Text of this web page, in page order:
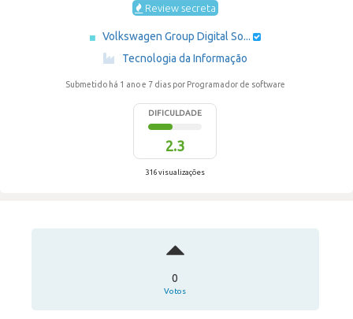
Review secreta
Volkswagen Group Digital So...
Tecnologia da Informação
Submetido há 1 ano e 7 dias por Programador de software
DIFICULDADE
2.3
316 visualizações
0
Votos